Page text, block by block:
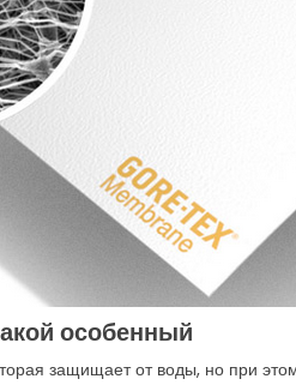
Читайте дальше
особенный
защищает от воды, но при